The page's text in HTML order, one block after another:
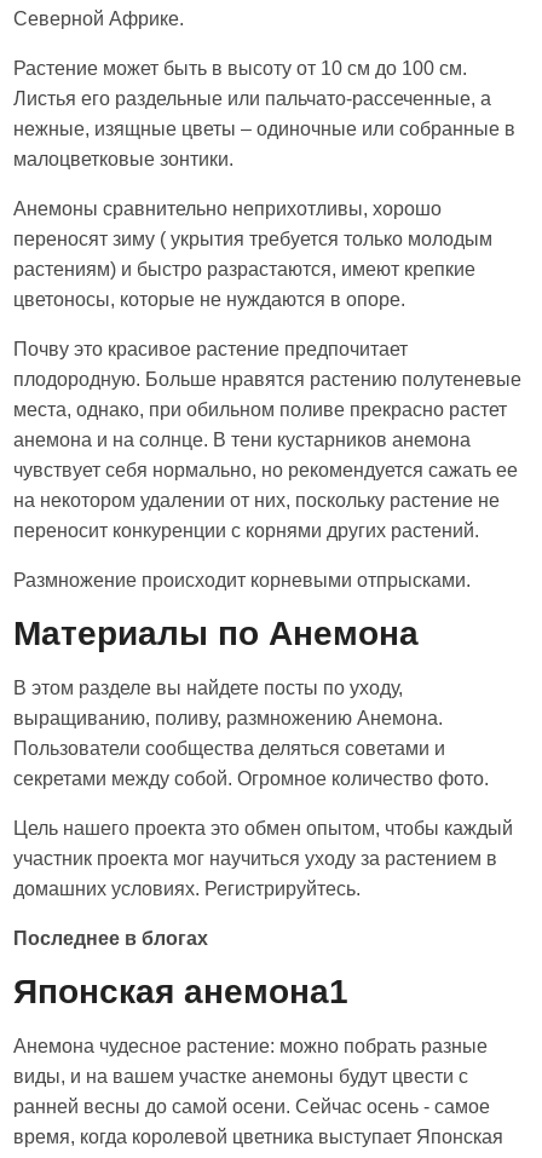
Северной Африке.
Растение может быть в высоту от 10 см до 100 см.
Листья его раздельные или пальчато-рассеченные, а
нежные, изящные цветы – одиночные или собранные в
малоцветковые зонтики.
Анемоны сравнительно неприхотливы, хорошо
переносят зиму ( укрытия требуется только молодым
растениям) и быстро разрастаются, имеют крепкие
цветоносы, которые не нуждаются в опоре.
Почву это красивое растение предпочитает
плодородную. Больше нравятся растению полутеневые
места, однако, при обильном поливе прекрасно растет
анемона и на солнце. В тени кустарников анемона
чувствует себя нормально, но рекомендуется сажать ее
на некотором удалении от них, поскольку растение не
переносит конкуренции с корнями других растений.
Размножение происходит корневыми отпрысками.
Материалы по Анемона
В этом разделе вы найдете посты по уходу,
выращиванию, поливу, размножению Анемона.
Пользователи сообщества деляться советами и
секретами между собой. Огромное количество фото.
Цель нашего проекта это обмен опытом, чтобы каждый
участник проекта мог научиться уходу за растением в
домашних условиях. Регистрируйтесь.
Последнее в блогах
Японская анемона1
Анемона чудесное растение: можно побрать разные
виды, и на вашем участке анемоны будут цвести с
ранней весны до самой осени. Сейчас осень - самое
время, когда королевой цветника выступает Японская